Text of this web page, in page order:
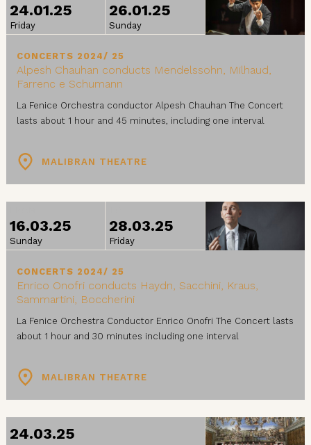
24.01.25
Friday
26.01.25
Sunday
CONCERTS 2024/ 25
Alpesh Chauhan conducts Mendelssohn, Milhaud,
Farrenc e Schumann
La Fenice Orchestra conductor Alpesh Chauhan The Concert
lasts about 1 hour and 45 minutes, including one interval
MALIBRAN THEATRE
16.03.25
Sunday
28.03.25
Friday
CONCERTS 2024/ 25
Enrico Onofri conducts Haydn, Sacchini, Kraus,
Sammartini, Boccherini
La Fenice Orchestra Conductor Enrico Onofri The Concert lasts
about 1 hour and 30 minutes including one interval
MALIBRAN THEATRE
24.03.25